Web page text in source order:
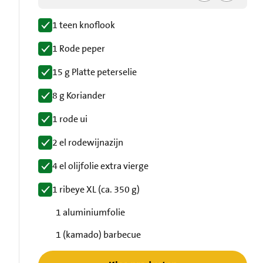
1 teen knoflook
1 Rode peper
15 g Platte peterselie
8 g Koriander
1 rode ui
2 el rodewijnazijn
4 el olijfolie extra vierge
1 ribeye XL (ca. 350 g)
1 aluminiumfolie
1 (kamado) barbecue